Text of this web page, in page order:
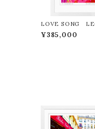
LOVE SONG
ASHIMA版画作品
（オンライン限定特典
¥385,000